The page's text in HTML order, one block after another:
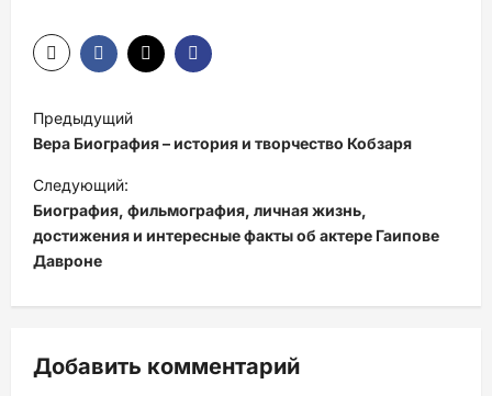
Н
а
в
и
г
а
ц
я
Предыдущий
Вера Биография – история и творчество Кобзаря
Следующий:
Биография, фильмография, личная жизнь,
достижения и интересные факты об актере Гаипове
Давроне
Добавить комментарий